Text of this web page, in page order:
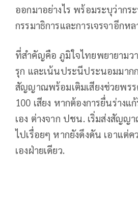
ออกมาอย่างไร พร้อมระบุว่ากร
กรรมาธิการและการเจรจาอีกห
ที่สำคัญคือ ภูมิใจไทยพยายามว
รุก และเน้นประนีประนอมมาก
สัญญาณพร้อมเติมเสียงช่วยพร
100 เสียง หากต้องการยื่นร่าง
เอง ต่างจาก ปชน. เริ่มส่งสัญญ
ไปเรื่อยๆ หากยังดึงดัน เอาแต่ค
เองฝ่ายเดียว.